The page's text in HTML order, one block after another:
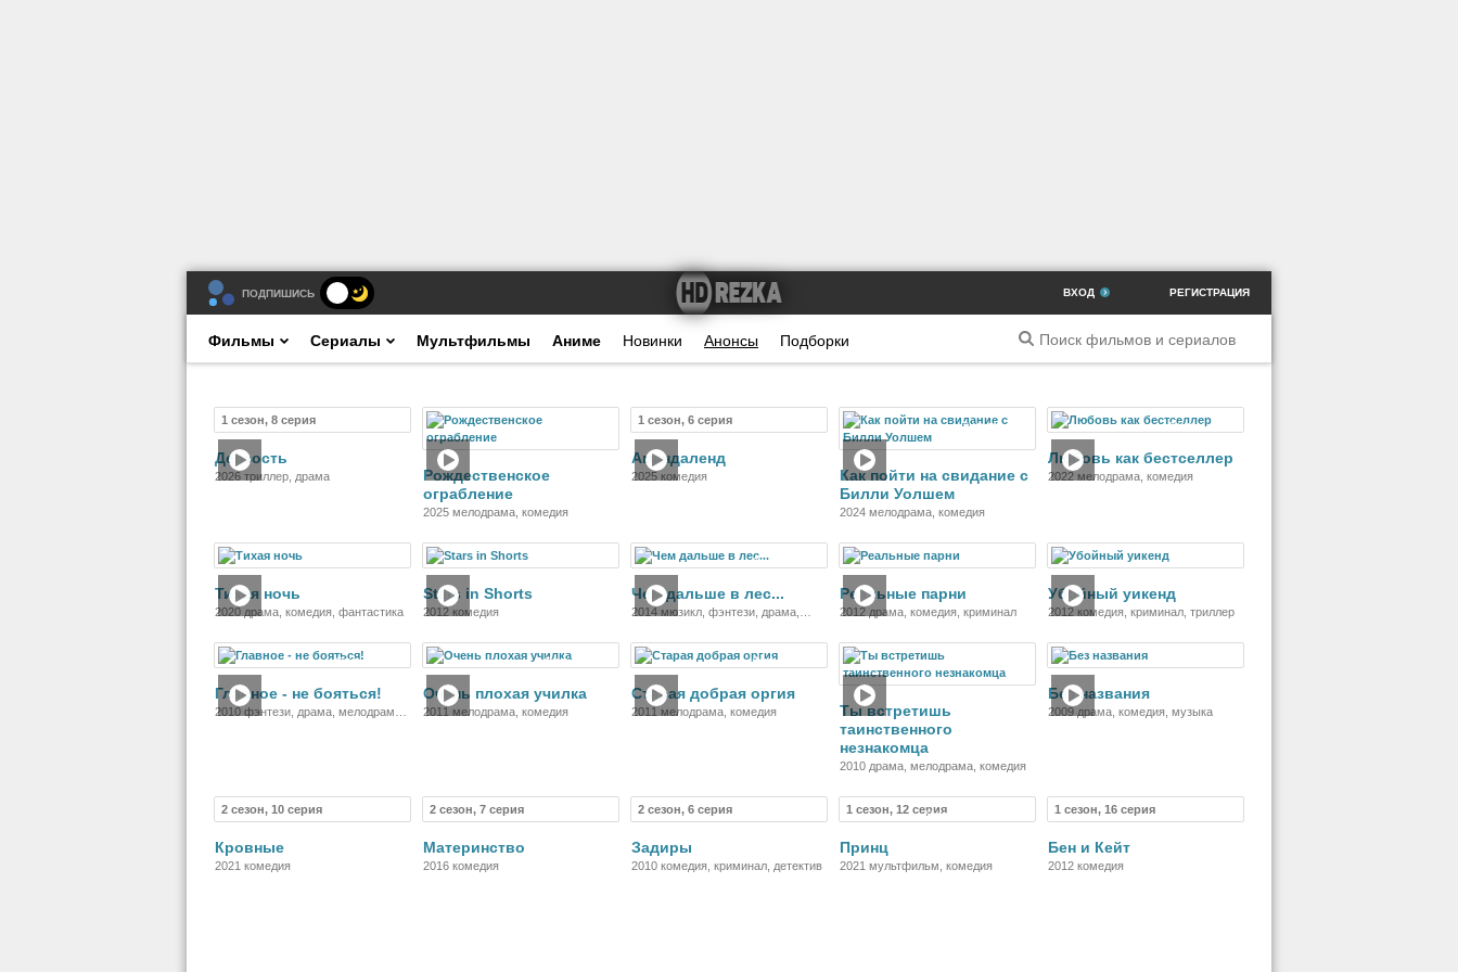
ПОДПИШИСЬ ВХОД РЕГИСТРАЦИЯ
Фильмы Сериалы Мультфильмы Аниме Новинки Анонсы Подборки
1 сезон, 8 серия
Дерзость
2026 триллер, драма
Рождественское
ограбление
2025 мелодрама, комедия
1 сезон, 6 серия
Амандаленд
2025 комедия
Фильм
Как пойти на свидание с
Билли Уолшем
2024 мелодрама, комедия
Фильм
Любовь как бестселлер
2022 мелодрама, комедия
Тихая ночь
2020 драма, комедия, фантастика
Stars in Shorts
2012 комедия
Фильм
Чем дальше в лес...
2014 мюзикл, фэнтези, драма,
Реальные парни
2012 драма, комедия, криминал
Фильм
Убойный уикенд
2012 комедия, криминал, триллер
Фильм
Главное - не бояться!
2010 фэнтези, драма, мелодрама,
Фильм
Очень плохая училка
2011 мелодрама, комедия
Фильм
Старая добрая оргия
2011 мелодрама, комедия
Ты встретишь
таинственного
незнакомца
2010 драма, мелодрама, комедия
Без названия
2009 драма, комедия, музыка
2 сезон, 10 серия
Кровные
2021 комедия
2 сезон, 7 серия
Материнство
2016 комедия
2 сезон, 6 серия
Задиры
2010 комедия, криминал, детектив
1 сезон, 12 серияМультсериал
Принц
2021 мультфильм, комедия
1 сезон, 16 серия
Бен и Кейт
2012 комедия